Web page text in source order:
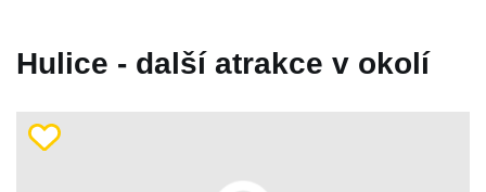
Hulice - další atrakce v okolí